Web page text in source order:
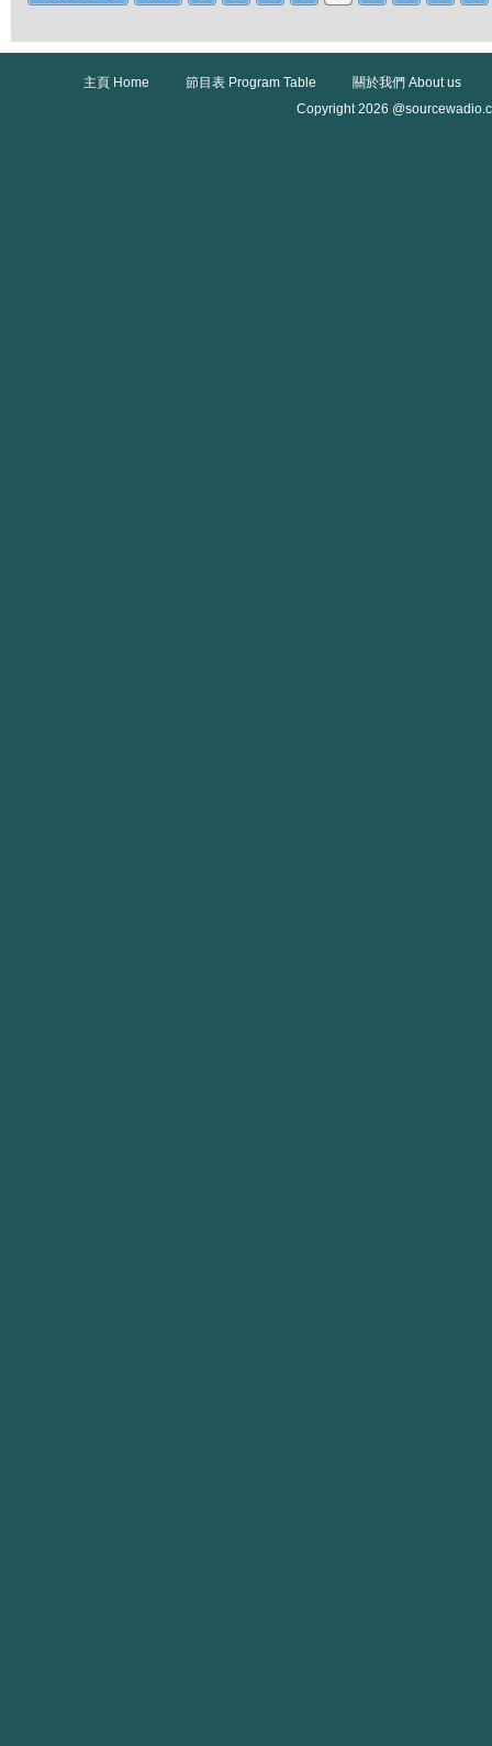
主頁 Home 節目表 Program Table
關於我們 About us
Copyright 2026